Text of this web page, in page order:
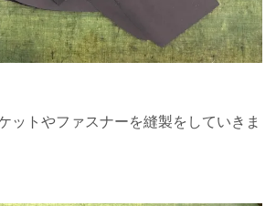
ットやファスナーを縫製をしていきま